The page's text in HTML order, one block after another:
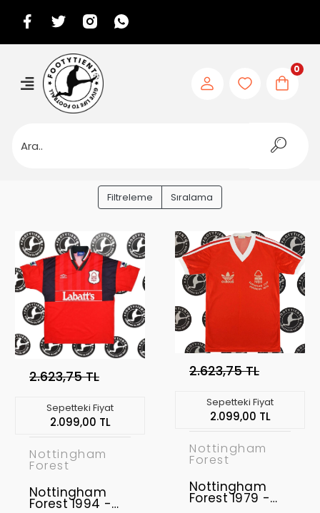
0
Filtreleme Sıralama
2.623,75 TL
Sepetteki Fiyat
2.099,00 TL
Nottingham
Forest
Nottingham
Forest 1994 -
2.623,75 TL
Sepetteki Fiyat
2.099,00 TL
Nottingham
Forest
Nottingham
Forest 1979 -